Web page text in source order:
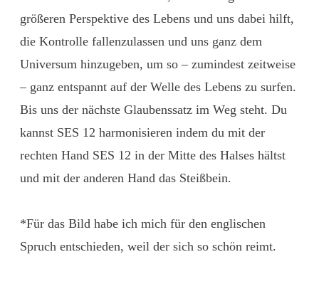
größeren Perspektive des Lebens und uns dabei hilft,
die Kontrolle fallenzulassen und uns ganz dem
Universum hinzugeben, um so – zumindest zeitweise
– ganz entspannt auf der Welle des Lebens zu surfen.
Bis uns der nächste Glaubenssatz im Weg steht. Du
kannst SES 12 harmonisieren indem du mit der
rechten Hand SES 12 in der Mitte des Halses hältst
und mit der anderen Hand das Steißbein.
*Für das Bild habe ich mich für den englischen
Spruch entschieden, weil der sich so schön reimt.